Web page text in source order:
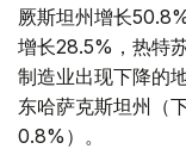
厥斯坦州增长
增长28.5%，热特
制造业出现下降的
东哈萨克斯坦州（
0.8%）。